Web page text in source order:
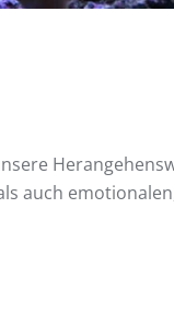
auch